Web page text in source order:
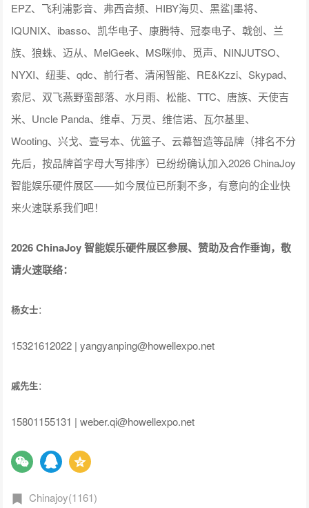
EPZ、飞利浦影音、弗西音频、HIBY海贝、黑鲨|墨将、
IQUNIX、ibasso、凯华电子、康腾特、冠泰电子、戟创、兰
族、狼蛛、迈从、MelGeek、MS咪帅、觅声、NINJUTSO、
NYXI、纽斐、qdc、前行者、清闲智能、RE&Kzzi、Skypad、
索尼、双飞燕野蛮部落、水月雨、松能、TTC、唐族、天使吉
米、Uncle Panda、维卓、万灵、维信诺、瓦尔基里、
Wooting、兴戈、壹号本、优篮子、云幕智造等品牌（排名不分
先后，按品牌首字母大写排序）已纷纷确认加入2026 ChinaJoy
智能娱乐硬件展区——如今展位已所剩不多，有意向的企业快
来火速联系我们吧！
2026 ChinaJoy 智能娱乐硬件展区参展、赞助及合作垂询，敬
请火速联络：
杨女士：
15321612022 | yangyanping@howellexpo.net
戚先生：
15801155131 | weber.qi@howellexpo.net
Chinajoy(1161)